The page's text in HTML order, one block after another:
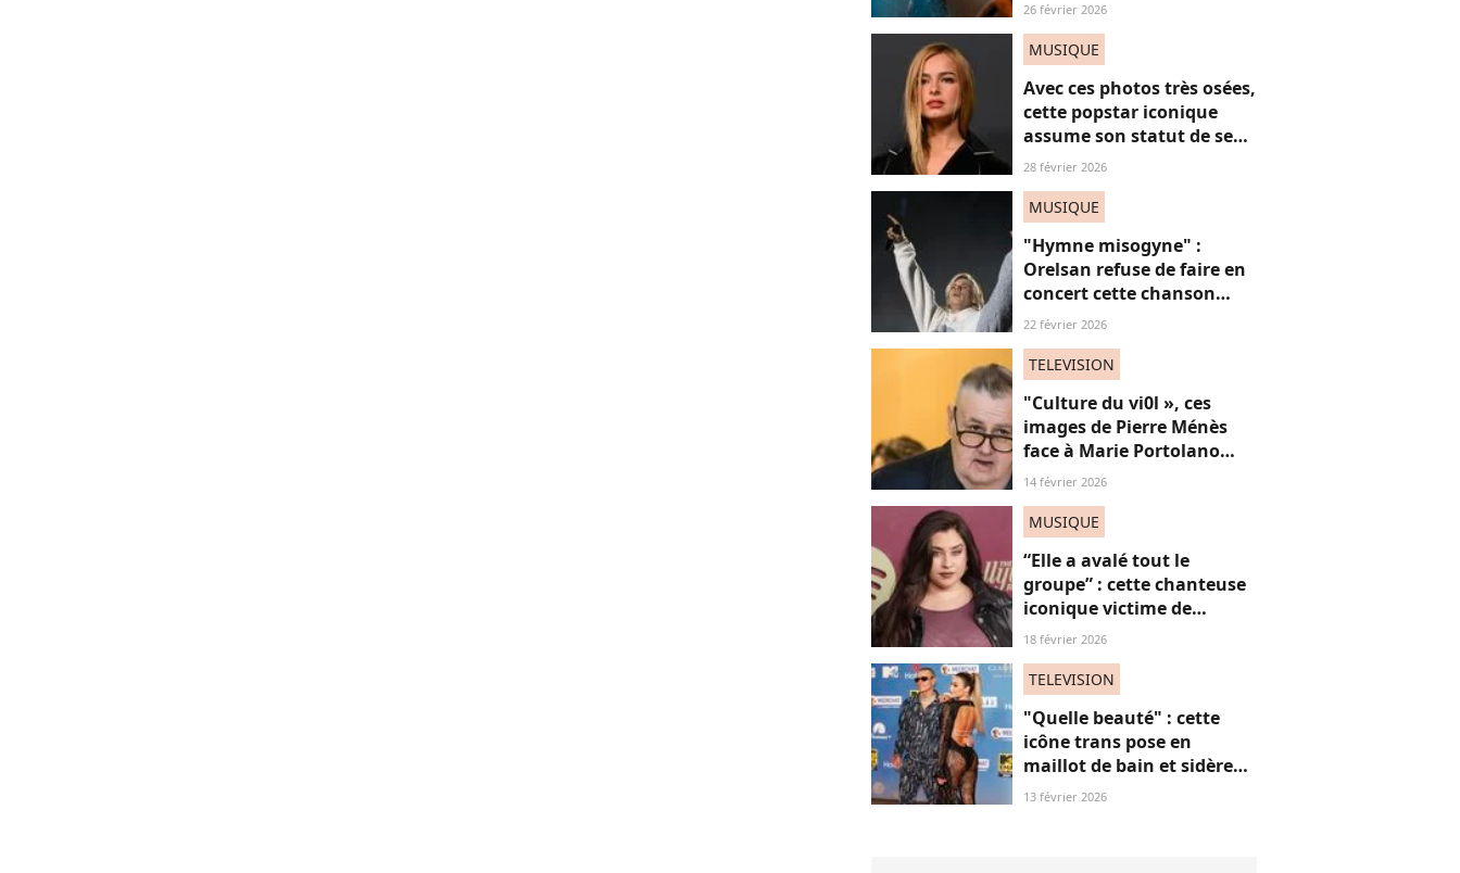
26 février 2026
MUSIQUE
Avec ces photos très osées,
cette popstar iconique
assume son statut de sex
symbol (et c'est féministe)
28 février 2026
MUSIQUE
"Hymne misogyne" :
Orelsan refuse de faire en
concert cette chanson
très, très controversée
22 février 2026
TELEVISION
"Culture du vi0l », ces
images de Pierre Ménès
face à Marie Portolano
refont surface et choquent
14 février 2026
MUSIQUE
“Elle a avalé tout le
groupe” : cette chanteuse
iconique victime de
grossophobie suite à ces
18 février 2026
TELEVISION
"Quelle beauté" : cette
icône trans pose en
maillot de bain et sidère
ses fans, une ode intime
13 février 2026